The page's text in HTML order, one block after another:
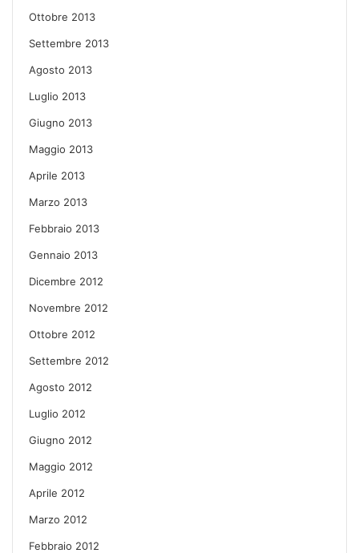
Ottobre 2013
Settembre 2013
Agosto 2013
Luglio 2013
Giugno 2013
Maggio 2013
Aprile 2013
Marzo 2013
Febbraio 2013
Gennaio 2013
Dicembre 2012
Novembre 2012
Ottobre 2012
Settembre 2012
Agosto 2012
Luglio 2012
Giugno 2012
Maggio 2012
Aprile 2012
Marzo 2012
Febbraio 2012